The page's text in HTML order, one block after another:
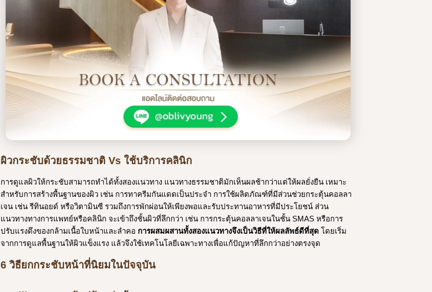
ผิวกระชับด้วยธรรมชาติ Vs ใช้บริการคลินิก
การดูแลผิวให้กระชับสามารถทำได้ทั้งสองแนวทาง แนวทางธรรมชาติมักเห็นผลช้ากว่าแต่ให้ผลยั่งยืน เหมาะ
สำหรับการสร้างพื้นฐานของผิว เช่น การทาครีมกันแดดเป็นประจำ การใช้ผลิตภัณฑ์ที่มีส่วนช่วยกระตุ้นคอลลา
เจน เช่น รีทินอยด์ หรือวิตามินซี รวมถึงการพักผ่อนให้เพียงพอและรับประทานอาหารที่มีประโยชน์ ส่วน
แนวทางทางการแพทย์หรือคลินิก จะเข้าถึงชั้นผิวที่ลึกกว่า เช่น การกระตุ้นคอลลาเจนในชั้น SMAS หรือการ
ปรับแรงดึงของกล้ามเนื้อใบหน้าและลำคอ การผสมผสานทั้งสองแนวทางจึงเป็นวิธีที่ให้ผลลัพธ์ดีที่สุดโดยเริ่ม
จากการดูแลพื้นฐานให้ผิวแข็งแรง แล้วจึงใช้เทคโนโลยีเฉพาะทางเพื่อแก้ปัญหาที่ลึกกว่าอย่างตรงจุด
6 วิธียกกระชับหน้าที่นิยมในปัจจุบัน